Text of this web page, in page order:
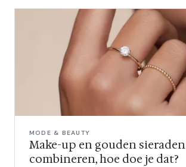
MODE & BEAUTY
Make-up en gouden sieraden
combineren, hoe doe je dat?